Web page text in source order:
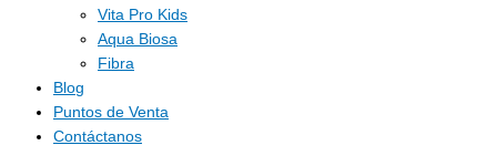
Vita Pro Kids
Aqua Biosa
Fibra
Blog
Puntos de Venta
Contáctanos